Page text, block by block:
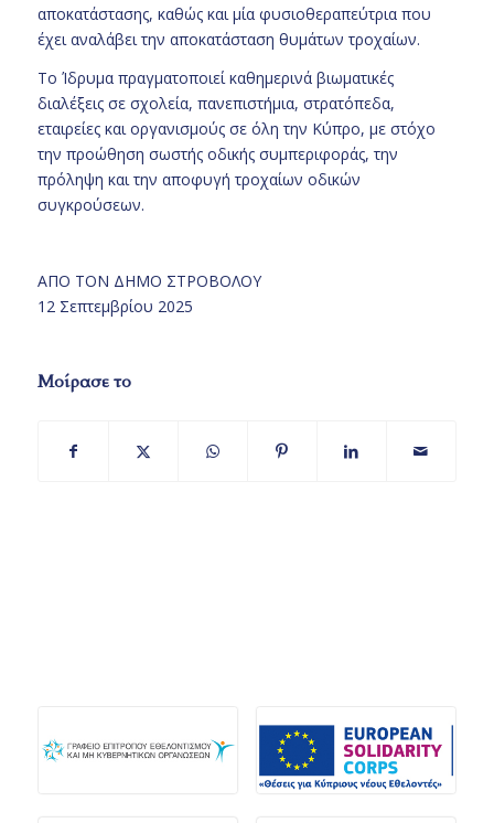
αποκατάστασης, καθώς και μία φυσιοθεραπεύτρια που
έχει αναλάβει την αποκατάσταση θυμάτων τροχαίων.
Το Ίδρυμα πραγματοποιεί καθημερινά βιωματικές
διαλέξεις σε σχολεία, πανεπιστήμια, στρατόπεδα,
εταιρείες και οργανισμούς σε όλη την Κύπρο, με στόχο
την προώθηση σωστής οδικής συμπεριφοράς, την
πρόληψη και την αποφυγή τροχαίων οδικών
συγκρούσεων.
ΑΠΟ ΤΟΝ ΔΗΜΟ ΣΤΡΟΒΟΛΟΥ
12 Σεπτεμβρίου 2025
Μοίρασε το